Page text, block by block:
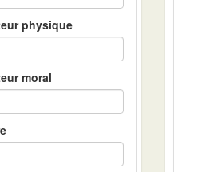
physique
moral